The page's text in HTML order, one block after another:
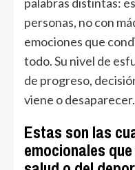
personas, no con
emociones que
todo. Su nivel de
de progreso,
viene o desaparecer.
Estas son las
emocionales